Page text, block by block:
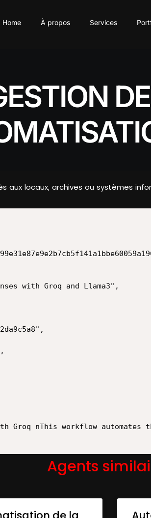
Home À propos Services
locaux, archives ou systèmes
with Groq and Llama3",
Groq nThis workflow automates
Agents
de la